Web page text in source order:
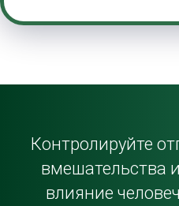
Контролируйте
вмешательства
влияние